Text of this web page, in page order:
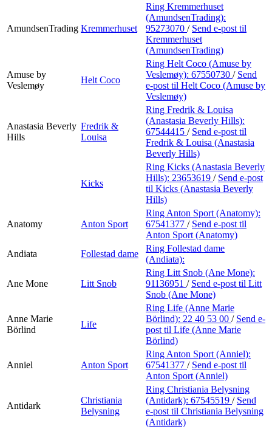
AmundsenTrading Kremmerhuset
Ring Kremmerhuset
(AmundsenTrading):
95273070 / Send e-post til
Kremmerhuset
(AmundsenTrading)
Amuse by
Veslemøy
Helt Coco
Ring Helt Coco (Amuse by
Veslemøy): 67550730 / Send
e-post til Helt Coco (Amuse by
Veslemøy)
Anastasia Beverly
Hills
Fredrik &
Louisa
Ring Fredrik & Louisa
(Anastasia Beverly Hills):
67544415 / Send e-post til
Fredrik & Louisa (Anastasia
Beverly Hills)
Kicks
Ring Kicks (Anastasia Beverly
Hills): 23653619 / Send e-post
til Kicks (Anastasia Beverly
Hills)
Anatomy Anton Sport
Ring Anton Sport (Anatomy):
67541377 / Send e-post til
Anton Sport (Anatomy)
Andiata
Follestad dame
Ring Follestad dame
(Andiata):
Ane Mone Litt Snob
Ring Litt Snob (Ane Mone):
91136951 / Send e-post til Litt
Snob (Ane Mone)
Anne Marie
Börlind
Life
Ring Life (Anne Marie
Börlind): 22 40 53 00 / Send e-
post til Life (Anne Marie
Börlind)
Anniel Anton Sport
Ring Anton Sport (Anniel):
67541377 / Send e-post til
Anton Sport (Anniel)
Antidark
Christiania
Belysning
Ring Christiania Belysning
(Antidark): 67545519 / Send
e-post til Christiania Belysning
(Antidark)